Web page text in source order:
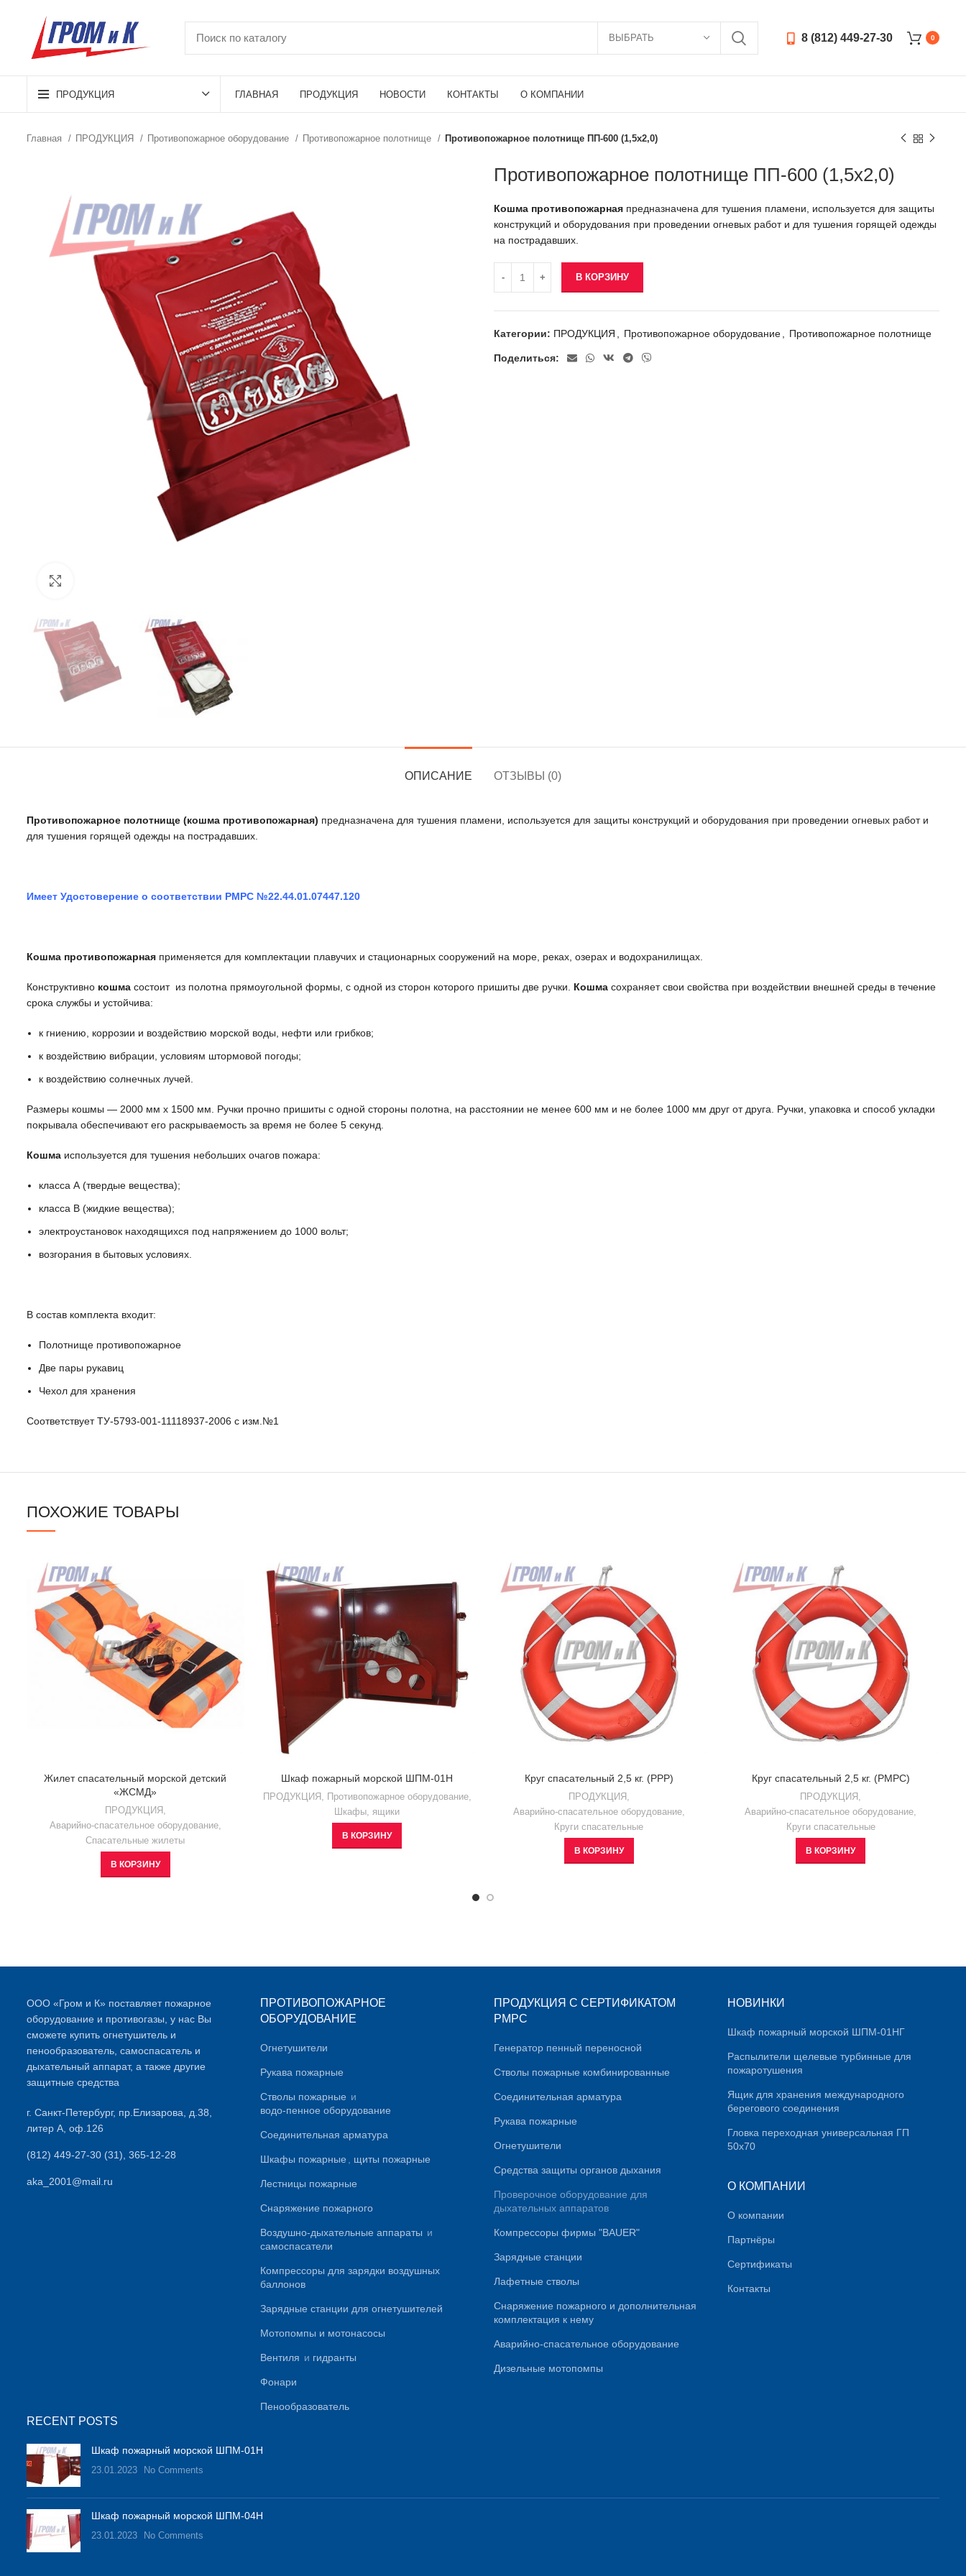
ВЫБРАТЬ 8 (812) 449-27-30 0
ПРОДУКЦИЯ ГЛАВНАЯ ПРОДУКЦИЯ НОВОСТИ КОНТАКТЫ О КОМПАНИИ
Главная ПРОДУКЦИЯ Противопожарное оборудование Противопожарное полотнище Противопожарное полотнище ПП-600 (1,5х2,0)
Противопожарное полотнище ПП-600 (1,5х2,0)
Кошма противопожарная предназначена для тушения пламени, используется для защиты
конструкций и оборудования при проведении огневых работ и для тушения горящей одежды
на пострадавших.
В КОРЗИНУ
Категории: ПРОДУКЦИЯ Противопожарное оборудование Противопожарное полотнище
Поделиться:
ОПИСАНИЕ ОТЗЫВЫ (0)
Противопожарное полотнище (кошма противопожарная) предназначена для тушения пламени, используется для защиты конструкций и оборудования при проведении огневых работ и
для тушения горящей одежды на пострадавших.
Имеет Удостоверение о соответствии РМРС №22.44.01.07447.120
Кошма противопожарная применяется для комплектации плавучих и стационарных сооружений на море, реках, озерах и водохранилищах.
Конструктивно кошма состоит из полотна прямоугольной формы, с одной из сторон которого пришиты две ручки. Кошма сохраняет свои свойства при воздействии внешней среды в течение
срока службы и устойчива:
к гниению, коррозии и воздействию морской воды, нефти или грибков;
к воздействию вибрации, условиям штормовой погоды;
к воздействию солнечных лучей.
Размеры кошмы — 2000 мм х 1500 мм. Ручки прочно пришиты с одной стороны полотна, на расстоянии не менее 600 мм и не более 1000 мм друг от друга. Ручки, упаковка и способ укладки
покрывала обеспечивают его раскрываемость за время не более 5 секунд.
Кошма используется для тушения небольших очагов пожара:
класса А (твердые вещества);
класса В (жидкие вещества);
электроустановок находящихся под напряжением до 1000 вольт;
возгорания в бытовых условиях.
В состав комплекта входит:
Полотнище противопожарное
Две пары рукавиц
Чехол для хранения
Соответствует ТУ-5793-001-11118937-2006 с изм.№1
ПОХОЖИЕ ТОВАРЫ
Жилет спасательный морской детский
«ЖСМД»
ПРОДУКЦИЯ,
Аварийно-спасательное оборудование,
Спасательные жилеты
В КОРЗИНУ
Шкаф пожарный морской ШПМ-01Н
ПРОДУКЦИЯ, Противопожарное оборудование,
Шкафы, ящики
В КОРЗИНУ
Круг спасательный 2,5 кг. (РРР)
ПРОДУКЦИЯ,
Аварийно-спасательное оборудование,
Круги спасательные
В КОРЗИНУ
Круг спасательный 2,5 кг. (РМРС)
ПРОДУКЦИЯ
Аварийно-спасательное оборудование
Круги спасательные
В КОРЗИНУ
ООО «Гром и К» поставляет пожарное
оборудование и противогазы, у нас Вы
сможете купить огнетушитель и
пенообразователь, самоспасатель и
дыхательный аппарат, а также другие
защитные средства
г. Санкт-Петербург, пр.Елизарова, д.38,
литер А, оф.126
(812) 449-27-30 (31), 365-12-28
aka_2001@mail.ru
ПРОТИВОПОЖАРНОЕ
ОБОРУДОВАНИЕ
Огнетушители
Рукава пожарные
Стволы пожарные и
водо-пенное оборудование
Соединительная арматура
Шкафы пожарные щиты пожарные
Лестницы пожарные
Снаряжение пожарного
Воздушно-дыхательные аппараты и
самоспасатели
Компрессоры для зарядки воздушных
баллонов
Зарядные станции для огнетушителей
Мотопомпы и мотонасосы
Вентиля и гидранты
Фонари
Пенообразователь
ПРОДУКЦИЯ С СЕРТИФИКАТОМ
PMPC
Генератор пенный переносной
Стволы пожарные комбинированные
Соединительная арматура
Рукава пожарные
Огнетушители
Средства защиты органов дыхания
Проверочное оборудование для
дыхательных аппаратов
Компрессоры фирмы "BAUER"
Зарядные станции
Лафетные стволы
Снаряжение пожарного и дополнительная
комплектация к нему
Аварийно-спасательное оборудование
Дизельные мотопомпы
НОВИНКИ
Шкаф пожарный морской ШПМ-01НГ
Распылители щелевые турбинные для
пожаротушения
Ящик для хранения международного
берегового соединения
Гловка переходная универсальная ГП
50х70
О КОМПАНИИ
О компании
Партнёры
Сертификаты
Контакты
RECENT POSTS
Шкаф пожарный морской ШПМ-01Н
23.01.2023 No Comments
Шкаф пожарный морской ШПМ-04Н
23.01.2023 No Comments